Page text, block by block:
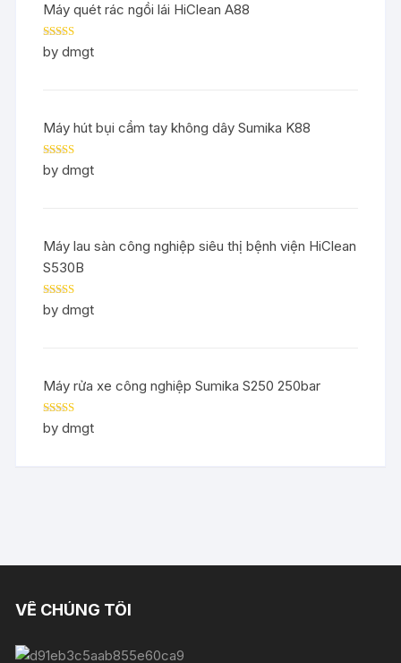
Máy quét rác ngồi lái HiClean A88
Rated5out
of 5
by dmgt
Máy hút bụi cầm tay không dây Sumika K88
Rated5out
of 5
by dmgt
Máy lau sàn công nghiệp siêu thị bệnh viện HiClean
S530B
Rated5out
of 5
by dmgt
Máy rửa xe công nghiệp Sumika S250 250bar
Rated5out
of 5
by dmgt
VỀ CHÚNG TÔI